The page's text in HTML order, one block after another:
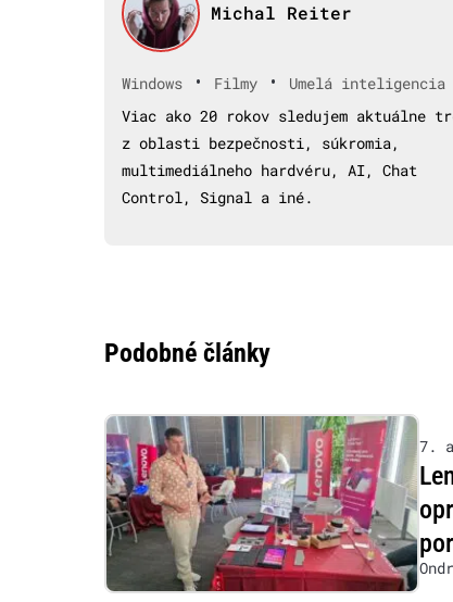
Michal Reiter
Windows • Filmy •
Umelá inteligencia
Viac ako 20 rokov sledujem aktuálne
z oblasti bezpečnosti, súkromia,
multimediálneho hardvéru, AI, Chat
Control, Signal a iné.
Podobné články
7.